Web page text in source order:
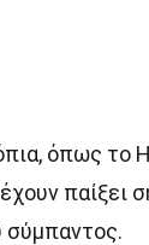
όπως το
παίξει
σύμπαντος.